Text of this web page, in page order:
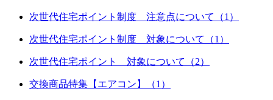
次世代住宅ポイント制度 注意点について（1）
次世代住宅ポイント制度 対象について（1）
次世代住宅ポイント 対象について（2）
交換商品特集【エアコン】（1）